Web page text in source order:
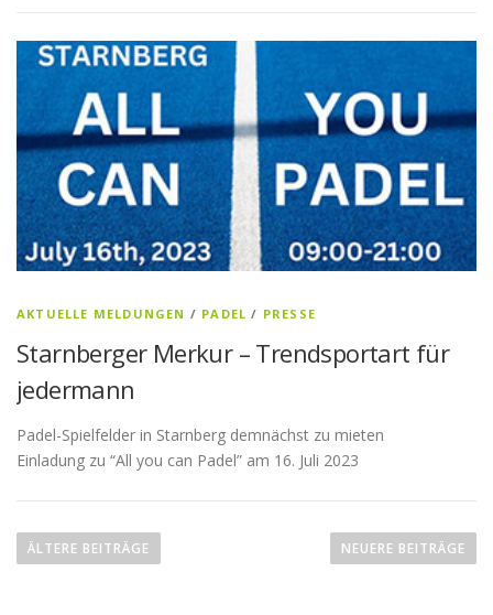
AKTUELLE MELDUNGEN / PADEL / PRESSE
Starnberger Merkur – Trendsportart für
jedermann
Padel-Spielfelder in Starnberg demnächst zu mieten
Einladung zu “All you can Padel” am 16. Juli 2023
ÄLTERE BEITRÄGE NEUERE BEITRÄGE